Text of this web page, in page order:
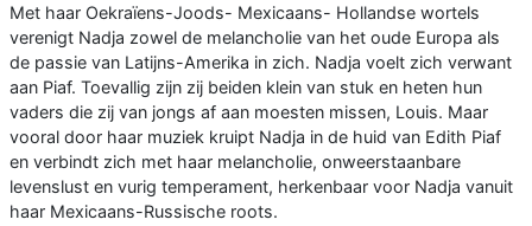
Met haar Oekraïens-Joods- Mexicaans- Hollandse wortels
verenigt Nadja zowel de melancholie van het oude Europa als
de passie van Latijns-Amerika in zich. Nadja voelt zich verwant
aan Piaf. Toevallig zijn zij beiden klein van stuk en heten hun
vaders die zij van jongs af aan moesten missen, Louis. Maar
vooral door haar muziek kruipt Nadja in de huid van Edith Piaf
en verbindt zich met haar melancholie, onweerstaanbare
levenslust en vurig temperament, herkenbaar voor Nadja vanuit
haar Mexicaans-Russische roots.